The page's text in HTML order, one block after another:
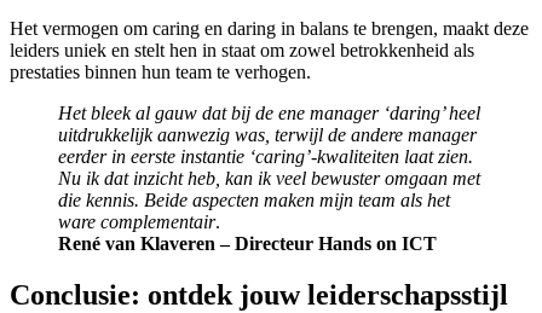
Het vermogen om caring en daring in balans te brengen, maakt deze
leiders uniek en stelt hen in staat om zowel betrokkenheid als
prestaties binnen hun team te verhogen.
Het bleek al gauw dat bij de ene manager ‘daring’ heel
uitdrukkelijk aanwezig was, terwijl de andere manager
eerder in eerste instantie ‘caring’-kwaliteiten laat zien.
Nu ik dat inzicht heb, kan ik veel bewuster omgaan met
die kennis. Beide aspecten maken mijn team als het
ware complementair.
René van Klaveren – Directeur Hands on ICT
Conclusie: ontdek jouw leiderschapsstijl